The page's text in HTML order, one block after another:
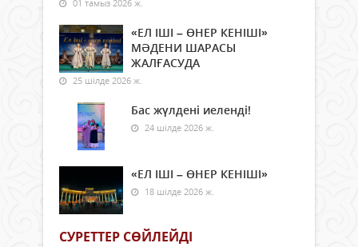
01 тамыз 2026 ж.
«ЕЛ ІШІ – ӨНЕР КЕНІШІ»
МӘДЕНИ ШАРАСЫ
ЖАЛҒАСУДА
25 шілде 2026 ж.
Бас жүлдені иеленді!
24 шілде 2026 ж.
«ЕЛ ІШІ – ӨНЕР КЕНІШІ»
18 шілде 2026 ж.
СУРЕТТЕР СӨЙЛЕЙДI